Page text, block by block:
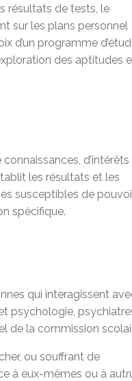
résultats de tests, le
sur les plans personnel
d’un programme
des aptitudes
d’intérêts
les résultats et les
susceptibles de
spécifique.
qui interagissent
psychologie,
de la commission
ou souffrant de
à eux-mêmes ou à